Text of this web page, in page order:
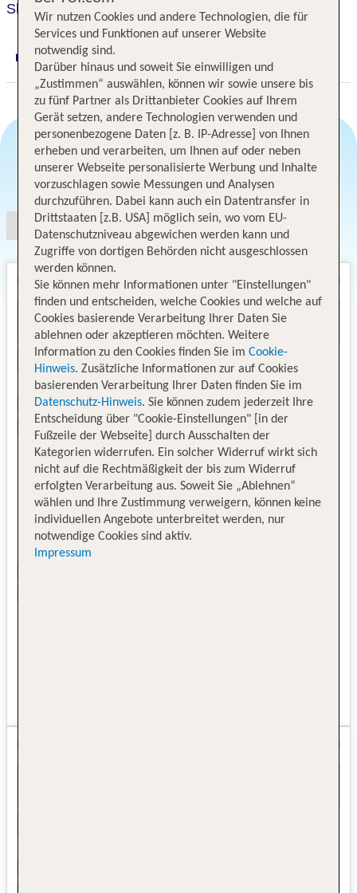
Sheraton Bratislava
Digitaler und telefonischer 24/7 TUI Service
Angebotsauswahl
Wir nutzen Cookies und andere Technologien, die für
Services und Funktionen auf unserer Website
notwendig sind.
Darüber hinaus und soweit Sie einwilligen und
„Zustimmen“ auswählen, können wir sowie unsere bis
zu fünf Partner als Drittanbieter Cookies auf Ihrem
Gerät setzen, andere Technologien verwenden und
personenbezogene Daten [z. B. IP-Adresse] von Ihnen
erheben und verarbeiten, um Ihnen auf oder neben
unserer Webseite personalisierte Werbung und Inhalte
vorzuschlagen sowie Messungen und Analysen
durchzuführen. Dabei kann auch ein Datentransfer in
Drittstaaten [z.B. USA] möglich sein, wo vom EU-
Datenschutzniveau abgewichen werden kann und
Zugriffe von dortigen Behörden nicht ausgeschlossen
werden können.
Sie können mehr Informationen unter "Einstellungen"
finden und entscheiden, welche Cookies und welche auf
Cookies basierende Verarbeitung Ihrer Daten Sie
ablehnen oder akzeptieren möchten. Weitere
Information zu den Cookies finden Sie im Cookie-
Hinweis. Zusätzliche Informationen zur auf Cookies
basierenden Verarbeitung Ihrer Daten finden Sie im
Datenschutz-Hinweis. Sie können zudem jederzeit Ihre
Entscheidung über "Cookie-Einstellungen" [in der
Fußzeile der Webseite] durch Ausschalten der
Kategorien widerrufen. Ein solcher Widerruf wirkt sich
nicht auf die Rechtmäßigkeit der bis zum Widerruf
erfolgten Verarbeitung aus. Soweit Sie „Ablehnen“
wählen und Ihre Zustimmung verweigern, können keine
individuellen Angebote unterbreitet werden, nur
notwendige Cookies sind aktiv.
Impressum